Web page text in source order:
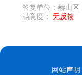
答复单位：赫山区
满意度： 无反馈
网站声明